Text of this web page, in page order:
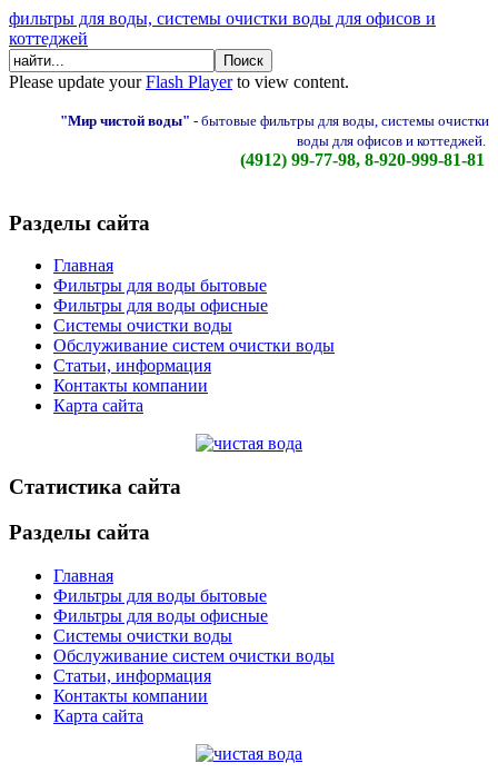
фильтры для воды, системы очистки воды для офисов и
коттеджей
Please update yourFlash Playerto view content.
"Мир чистой воды" - бытовые фильтры для воды, системы очистки
воды для офисов и коттеджей.
(4912) 99-77-98, 8-920-999-81-81
Разделы сайта
Главная
Фильтры для воды бытовые
Фильтры для воды офисные
Системы очистки воды
Обслуживание систем очистки воды
Статьи, информация
Контакты компании
Карта сайта
Статистика сайта
Разделы сайта
Главная
Фильтры для воды бытовые
Фильтры для воды офисные
Системы очистки воды
Обслуживание систем очистки воды
Статьи, информация
Контакты компании
Карта сайта